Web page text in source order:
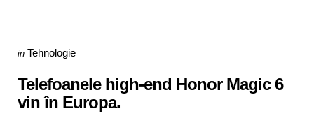
Categories
Posted
in Tehnologie
Telefoanele high-end Honor Magic 6
vin în Europa.